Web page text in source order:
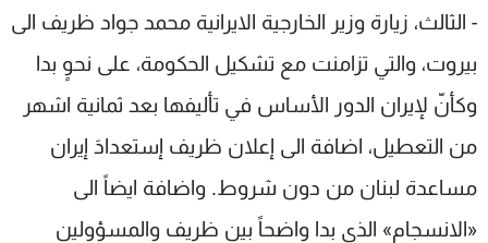
- الثالث، زيارة وزير الخارجية الايرانية محمد جواد ظريف الى
بيروت، والتي تزامنت مع تشكيل الحكومة، على نحوٍ بدا
وكأنّ لإيران الدور الأساس في تأليفها بعد ثمانية اشهر
من التعطيل، اضافة الى إعلان ظريف إستعدادَ إيران
مساعدة لبنان من دون شروط. واضافة ايضاً الى
«الانسجام» الذي بدا واضحاً بين ظريف والمسؤولين